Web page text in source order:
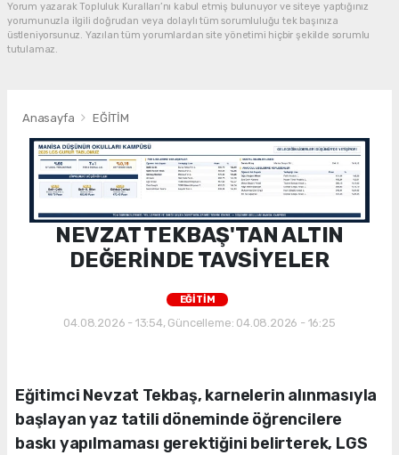
Yorum yazarak Topluluk Kuralları’nı kabul etmiş bulunuyor ve siteye yaptığınız
yorumunuzla ilgili doğrudan veya dolaylı tüm sorumluluğu tek başınıza
üstleniyorsunuz. Yazılan tüm yorumlardan site yönetimi hiçbir şekilde sorumlu
tutulamaz.
Anasayfa EĞİTİM
NEVZAT TEKBAŞ'TAN ALTIN
DEĞERİNDE TAVSİYELER
EĞİTİM
04.08.2026 - 13:54, Güncelleme: 04.08.2026 - 16:25
Eğitimci Nevzat Tekbaş, karnelerin alınmasıyla
başlayan yaz tatili döneminde öğrencilere
baskı yapılmaması gerektiğini belirterek, LGS